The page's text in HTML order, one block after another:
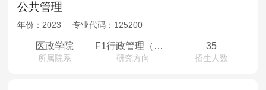
公共管理
年份： 2023 专业代码： 125200
医政学院
所属院系
F1行政管理（非全）；F2医院管理（非全）；F3社会保障（非全）；F4公共政策研究（非全）；F5教育经济与管理（非全）
研究方向
35
招生人数